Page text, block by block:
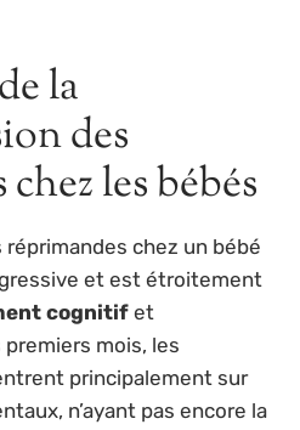
la
des
les bébés
chez un bébé
et est étroitement
cognitif et
premiers mois, les
principalement sur
n’ayant pas encore la